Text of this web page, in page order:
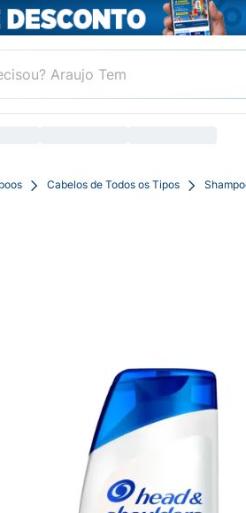
Cabelos de Todos os Tipos